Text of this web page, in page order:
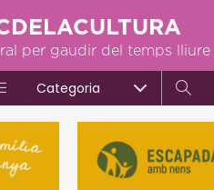
per gaudir del temps lliure
Categoria